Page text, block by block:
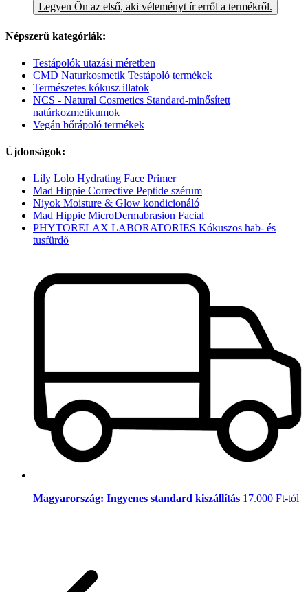
Legyen Ön az első, aki véleményt ír erről a termékről.
Népszerű kategóriák:
Testápolók utazási méretben
CMD Naturkosmetik Testápoló termékek
Természetes kókusz illatok
NCS - Natural Cosmetics Standard-minősített
natúrkozmetikumok
Vegán bőrápoló termékek
Újdonságok:
Lily Lolo Hydrating Face Primer
Mad Hippie Corrective Peptide szérum
Niyok Moisture & Glow kondicionáló
Mad Hippie MicroDermabrasion Facial
PHYTORELAX LABORATORIES Kókuszos hab- és
tusfürdő
Magyarország: Ingyenes standard kiszállítás 17.000 Ft-tól